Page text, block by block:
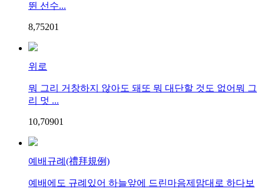
뛴 선수...
8,75201
위로
뭐 그리 거창하지 않아도 돼또 뭐 대단할 것도 없어뭐 그
리 멋 ...
10,70901
예배규례(禮拜規例)
예배에도 규례있어 하늘앞에 드린마음제맘대로 하다보